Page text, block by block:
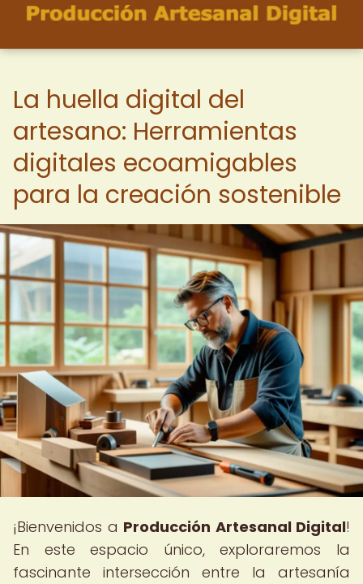
La huella digital del
artesano: Herramientas
digitales ecoamigables
para la creación sostenible
¡Bienvenidos a Producción Artesanal Digital!
En este espacio único, exploraremos la
fascinante intersección entre la artesanía